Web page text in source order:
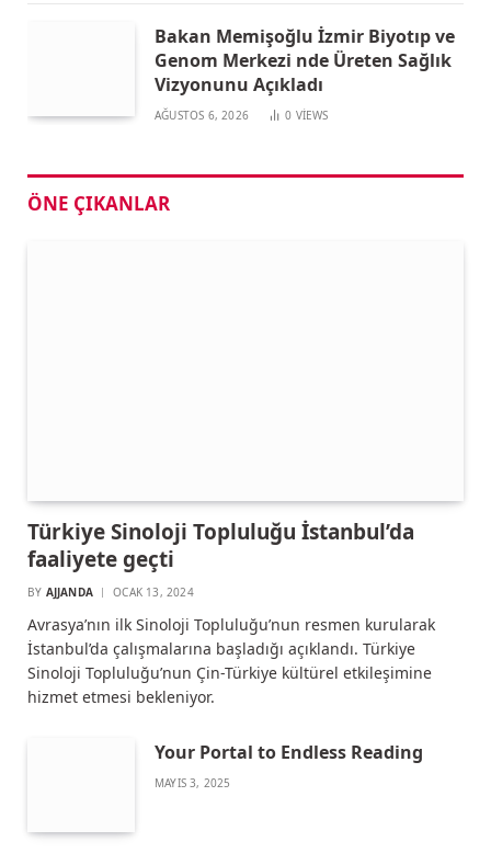
Bakan Memişoğlu İzmir Biyotıp ve
Genom Merkezi nde Üreten Sağlık
Vizyonunu Açıkladı
AĞUSTOS 6, 2026 0 VIEWS
ÖNE ÇIKANLAR
Türkiye Sinoloji Topluluğu İstanbul’da
faaliyete geçti
BY AJJANDA OCAK 13, 2024
Avrasya’nın ilk Sinoloji Topluluğu’nun resmen kurularak
İstanbul’da çalışmalarına başladığı açıklandı. Türkiye
Sinoloji Topluluğu’nun Çin-Türkiye kültürel etkileşimine
hizmet etmesi bekleniyor.
Your Portal to Endless Reading
MAYIS 3, 2025